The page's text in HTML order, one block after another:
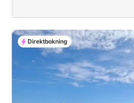
Direktbokning